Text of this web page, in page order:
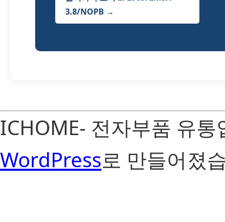
3.8/NOPB →
ICHOME- 전자부품 유
WordPress로 만들어졌